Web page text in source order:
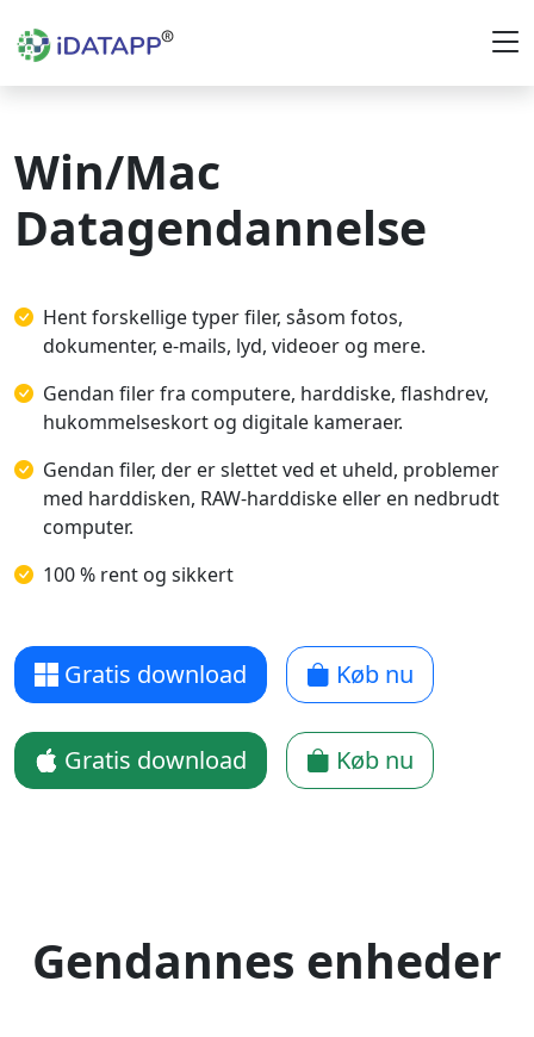
Win/Mac
Datagendannelse
Hent forskellige typer filer, såsom fotos,
dokumenter, e-mails, lyd, videoer og mere.
Gendan filer fra computere, harddiske, flashdrev,
hukommelseskort og digitale kameraer.
Gendan filer, der er slettet ved et uheld, problemer
med harddisken, RAW-harddiske eller en nedbrudt
computer.
100 % rent og sikkert
Gratis download Køb nu
Gratis download Køb nu
Gendannes enheder